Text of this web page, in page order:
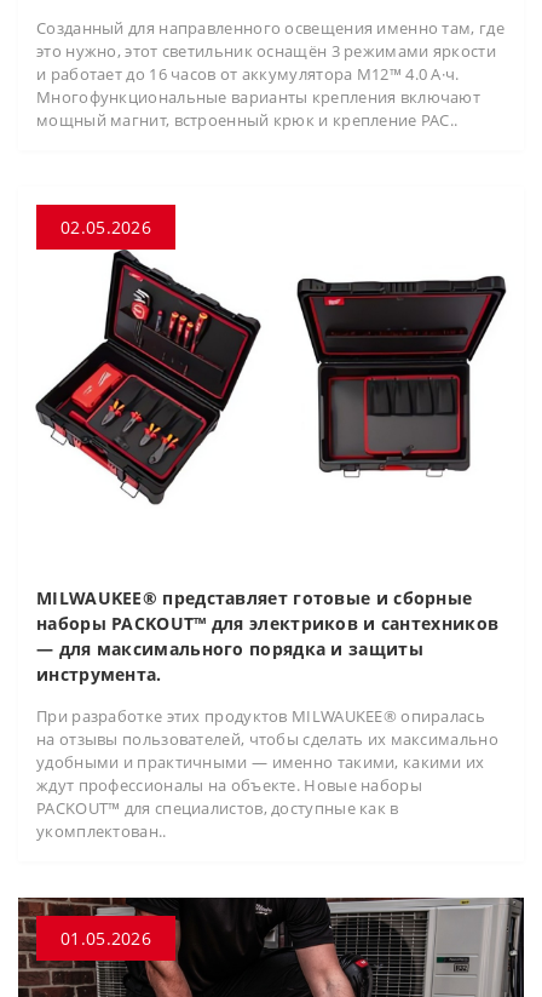
Созданный для направленного освещения именно там, где
это нужно, этот светильник оснащён 3 режимами яркости
и работает до 16 часов от аккумулятора M12™ 4.0 А·ч.
Многофункциональные варианты крепления включают
мощный магнит, встроенный крюк и крепление PAC..
02.05.2026
MILWAUKEE® представляет готовые и сборные
наборы PACKOUT™ для электриков и сантехников
— для максимального порядка и защиты
инструмента.
При разработке этих продуктов MILWAUKEE® опиралась
на отзывы пользователей, чтобы сделать их максимально
удобными и практичными — именно такими, какими их
ждут профессионалы на объекте. Новые наборы
PACKOUT™ для специалистов, доступные как в
укомплектован..
01.05.2026